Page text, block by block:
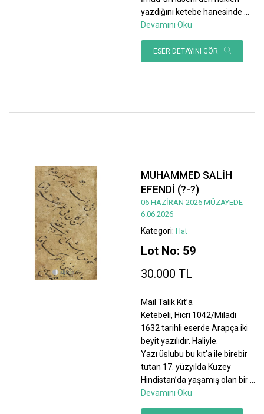
yazdığını ketebe hanesinde
Devamını Oku
ESER DETAYINI GÖR
MUHAMMED SALİH
EFENDİ (?-?)
06 HAZİRAN 2026 MÜZAYEDE
6.06.2026
Kategori: Hat
Lot No: 59
30.000 TL
Mail Talik Kıt’a
Ketebeli, Hicri 1042/Miladi
1632 tarihli eserde Arapça iki
beyit yazılıdır. Haliyle.
Yazı üslubu bu kıt’a ile birebir
tutan 17. yüzyılda Kuzey
Hindistan’da yaşamış olan bir
Devamını Oku